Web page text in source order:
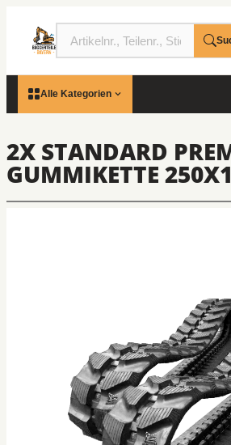
Alle Kategorien
2X STANDARD
GUMMIKETTE